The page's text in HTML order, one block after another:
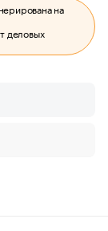
на
деловых